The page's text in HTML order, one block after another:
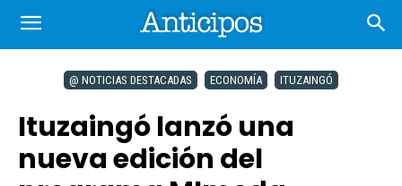
@ NOTICIAS DESTACADAS ECONOMÍA ITUZAINGÓ
Ituzaingó lanzó una
nueva edición del